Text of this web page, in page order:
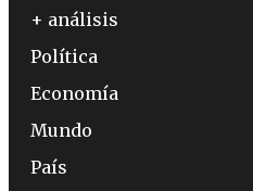
+ análisis
Política
Economía
Mundo
País